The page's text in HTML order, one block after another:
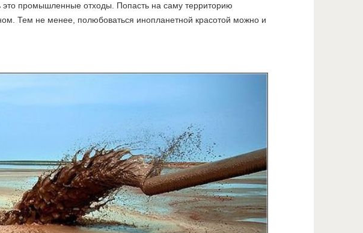
промышленные отходы. Попасть на саму территорию
Тем не менее, полюбоваться инопланетной красотой можно и